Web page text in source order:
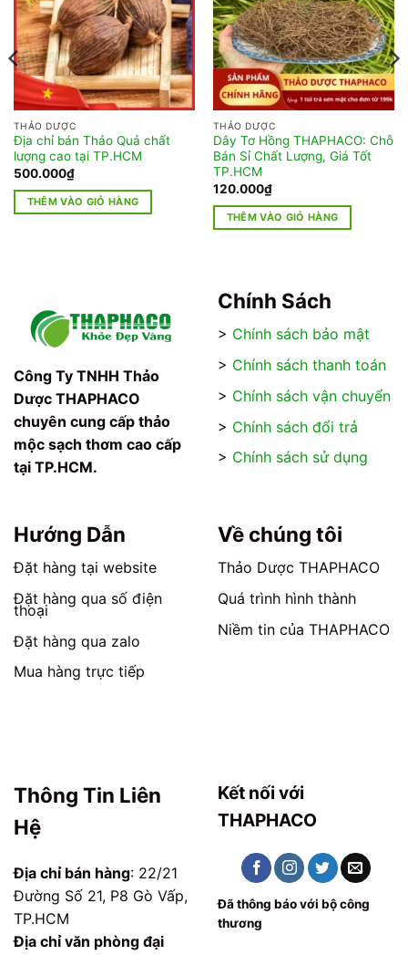
THẢO DƯỢC
Địa chỉ bán Thảo Quả chất
lượng cao tại TP.HCM
500.000₫
THÊM VÀO GIỎ HÀNG
THẢO DƯỢC
Dây Tơ Hồng THAPHACO: Chỗ
Bán Sỉ Chất Lượng, Giá Tốt
TP.HCM
120.000₫
THÊM VÀO GIỎ HÀNG
Công Ty TNHH Thảo
Dược THAPHACO
chuyên cung cấp thảo
mộc sạch thơm cao cấp
tại TP.HCM.
Chính Sách
> Chính sách bảo mật
> Chính sách thanh toán
> Chính sách vận chuyển
> Chính sách đổi trả
> Chính sách sử dụng
Hướng Dẫn
Đặt hàng tại website
Đặt hàng qua số điện
thoại
Đặt hàng qua zalo
Mua hàng trực tiếp
Về chúng tôi
Thảo Dược THAPHACO
Quá trình hình thành
Niềm tin của THAPHACO
Thông Tin Liên
Hệ
Địa chỉ bán hàng: 22/21
Đường Số 21, P8 Gò Vấp,
TP.HCM
Địa chỉ văn phòng đại
Kết nối với
THAPHACO
Đã thông báo với bộ công
thương